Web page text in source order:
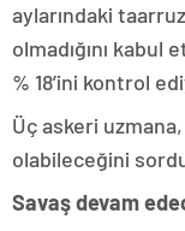
aylarındaki
olmadığını kabul
% 18’ini kontrol
Üç askeri
olabileceğini
Savaş devam